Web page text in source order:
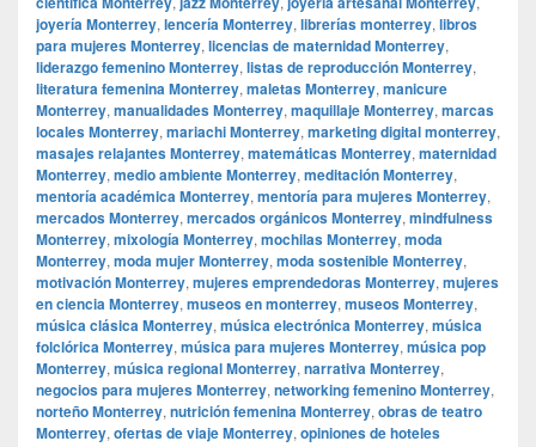
joyería Monterrey, lencería Monterrey, librerías monterrey, libros
para mujeres Monterrey, licencias de maternidad Monterrey,
liderazgo femenino Monterrey, listas de reproducción Monterrey,
literatura femenina Monterrey, maletas Monterrey, manicure
Monterrey, manualidades Monterrey, maquillaje Monterrey, marcas
locales Monterrey, mariachi Monterrey, marketing digital monterrey,
masajes relajantes Monterrey, matemáticas Monterrey, maternidad
Monterrey, medio ambiente Monterrey, meditación Monterrey,
mentoría académica Monterrey, mentoría para mujeres Monterrey,
mercados Monterrey, mercados orgánicos Monterrey, mindfulness
Monterrey, mixología Monterrey, mochilas Monterrey, moda
Monterrey, moda mujer Monterrey, moda sostenible Monterrey,
motivación Monterrey, mujeres emprendedoras Monterrey, mujeres
en ciencia Monterrey, museos en monterrey, museos Monterrey,
música clásica Monterrey, música electrónica Monterrey, música
folclórica Monterrey, música para mujeres Monterrey, música pop
Monterrey, música regional Monterrey, narrativa Monterrey,
negocios para mujeres Monterrey, networking femenino Monterrey,
norteño Monterrey, nutrición femenina Monterrey, obras de teatro
Monterrey, ofertas de viaje Monterrey, opiniones de hoteles